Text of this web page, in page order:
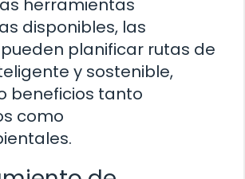
herramientas
disponibles, las
planificar rutas de
y sostenible,
beneficios tanto
como